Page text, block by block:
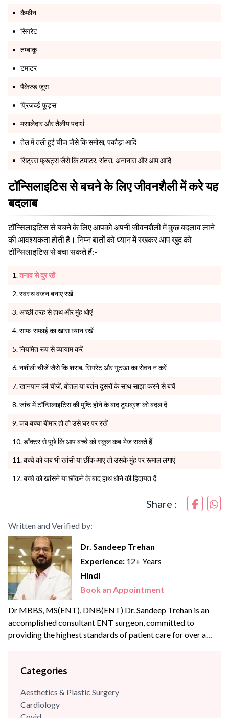
कैफीन
सिगरेट
तम्बाकू
टमाटर
पैकेज्ड जूस
प्रिजर्व्ड फूड्स
मसालेदार और तैलीय पदार्थ
तेल में तली हुई चीज जैसे कि समोसा, पकौड़ा आदि
सिट्रस फ्रूट्स जैसे कि टमाटर, संतरा, अनानास और आम आदि
टॉन्सिलाइटिस से बचने के लिए जीवनशैली में करे यह
बदलाब
टॉन्सिलाइटिस से बचने के लिए आपको अपनी जीवनशैली में कुछ बदलाव लाने
की आवश्यकता होती है। निम्न बातों को ध्यान में रखकर आप खुद को
टॉन्सिलाइटिस से बचा सकते हैं:-
तनाव से दूर रहें
स्वस्थ वजन बनाए रखें
अच्छी तरह से हाथ और मुंह धोएं
साफ-सफाई का खास ध्यान रखें
नियमित रूप से व्यायाम करें
नशीली चीजें जैसे कि शराब, सिगरेट और गुटखा का सेवन न करें
खानपान की चीजें, बोतल या बर्तन दूसरों के साथ साझा करने से बचें
जांच में टॉन्सिलाइटिस की पुष्टि होने के बाद टूथब्रश को बदल दें
जब बच्चा बीमार हो तो उसे घर पर रखें
डॉक्टर से पूछे कि आप बच्चे को स्कूल कब भेज सकते हैं
बच्चे को जब भी खांसी या छींक आए तो उसके मुंह पर रूमाल लगाएं
बच्चे को खांसने या छींकने के बाद हाथ धोने की हिदायत दें
Share :
Written and Verified by:
Dr. Sandeep Trehan
Experience: 12+ Years
Hindi
Book an Appointment
Dr MBBS, MS(ENT), DNB(ENT) Dr. Sandeep Trehan is an
accomplished consultant ENT surgeon, committed to
providing the highest standards of patient care for over a
undertaking training courses, learning different work
research as...
Categories
Aesthetics & Plastic Surgery
Cardiology